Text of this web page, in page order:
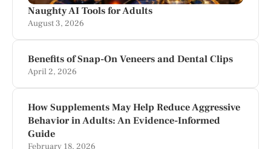
Naughty AI Tools for Adults
August 3, 2026
Benefits of Snap-On Veneers and Dental Clips
April 2, 2026
How Supplements May Help Reduce Aggressive
Behavior in Adults: An Evidence-Informed
Guide
February 18, 2026